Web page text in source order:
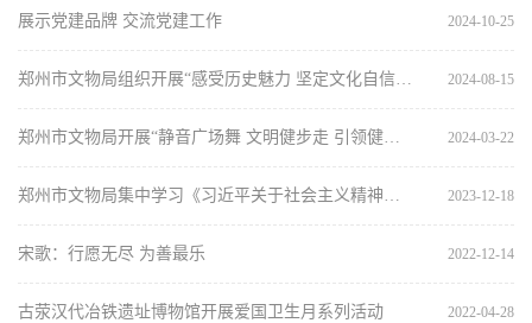
展示党建品牌 交流党建工作 2024-10-25
郑州市文物局组织开展“感受历史魅力 坚定文化自信”主题党日活动 2024-08-15
郑州市文物局开展“静音广场舞 文明健步走 引领健康新风尚”主题宣传活动 2024-03-22
郑州市文物局集中学习《习近平关于社会主义精神文明建设论述摘编》 2023-12-18
宋歌：行愿无尽 为善最乐 2022-12-14
古荥汉代冶铁遗址博物馆开展爱国卫生月系列活动 2022-04-28